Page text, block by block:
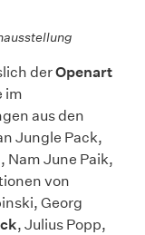
derOpenart
im
aus den
Jungle Pack,
Nam June Paik,
von
Georg
, Julius Popp,